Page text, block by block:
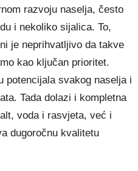
razvoju naselja, često
i nekoliko sijalica. To,
je neprihvatljivo da takve
kao ključan prioritet.
potencijala svakog naselja i
Tada dolazi i kompletna
voda i rasvjeta, već i
dugoročnu kvalitetu